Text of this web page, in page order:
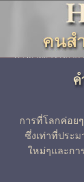
ขณะเดียวกัน ความเสื่
ขบวนการต่างๆในกา
เขาได้ถูกนำเข้าไปเกี่
ได้ช่วยอธิบา
ความอับแสงลงต่อค
ในตัวของ
การที่โลกค่อย
ซึ่งเท่าที่ประม
ใหม่ๆและกา